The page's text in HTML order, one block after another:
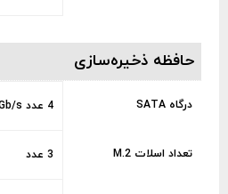
حافظه ذخیره‌سازی
درگاه SATA 4 عدد SATA 6Gb/s
تعداد اسلات M.2 3 عدد